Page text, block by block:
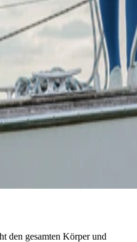
den gesamten Körper und